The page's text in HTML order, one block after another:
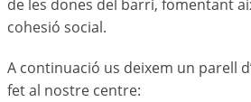
de les dones del barri, fomentant
cohesió social.
A continuació us deixem un parell
fet al nostre centre: